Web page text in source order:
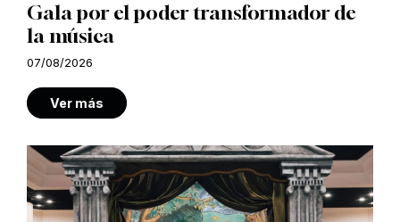
Gala por el poder transformador de
la música
07/08/2026
Ver más